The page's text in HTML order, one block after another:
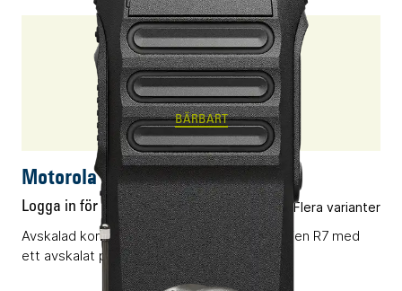
R7a
BÄRBART
Motorola R7a
Logga in för pris Flera varianter
Avskalad komradio (DMR) i flaggskepps-serien R7 med
ett avskalat pris.